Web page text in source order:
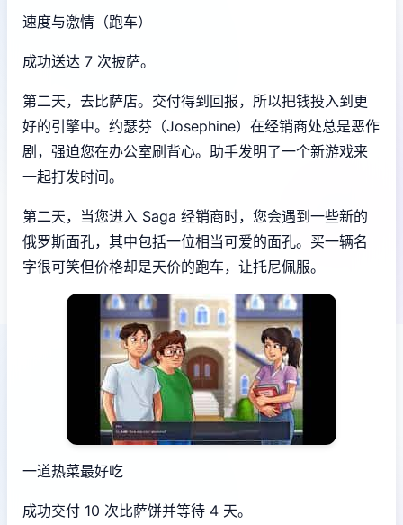
速度与激情（跑车）
成功送达 7 次披萨。
第二天，去比萨店。交付得到回报，所以把钱投入到更
好的引擎中。约瑟芬（Josephine）在经销商处总是恶作
剧，强迫您在办公室刷背心。助手发明了一个新游戏来
一起打发时间。
第二天，当您进入 Saga 经销商时，您会遇到一些新的
俄罗斯面孔，其中包括一位相当可爱的面孔。买一辆名
字很可笑但价格却是天价的跑车，让托尼佩服。
一道热菜最好吃
成功交付 10 次比萨饼并等待 4 天。